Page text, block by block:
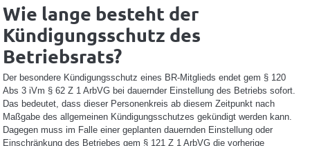
Wie lange besteht der
Kündigungsschutz des
Betriebsrats?
Der besondere Kündigungsschutz eines BR-Mitglieds endet gem § 120
Abs 3 iVm § 62 Z 1 ArbVG bei dauernder Einstellung des Betriebs sofort.
Das bedeutet, dass dieser Personenkreis ab diesem Zeitpunkt nach
Maßgabe des allgemeinen Kündigungsschutzes gekündigt werden kann.
Dagegen muss im Falle einer geplanten dauernden Einstellung oder
Einschränkung des Betriebes gem § 121 Z 1 ArbVG die vorherige